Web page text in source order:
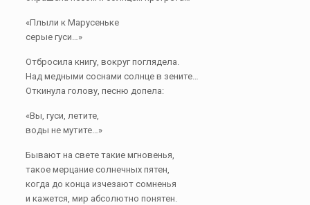
«Плыли к Марусеньке
серые гуси…»
Отбросила книгу, вокруг поглядела.
Над медными соснами солнце в зените…
Откинула голову, песню допела:
«Вы, гуси, летите,
воды не мутите…»
Бывают на свете такие мгновенья,
такое мерцание солнечных пятен,
когда до конца изчезают сомненья
и кажется, мир абсолютно понятен.